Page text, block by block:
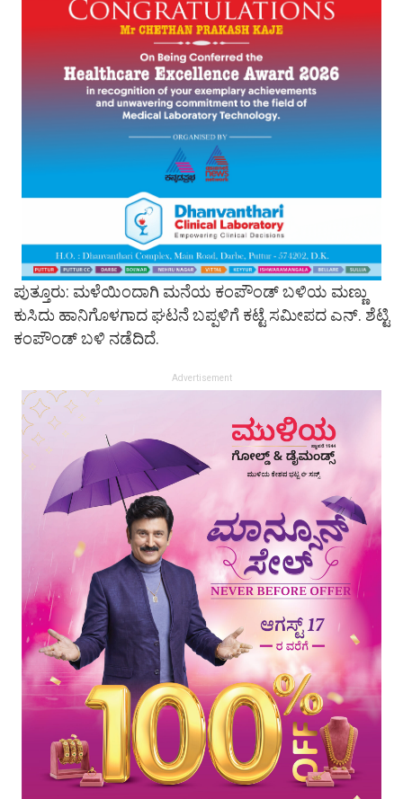
ಪುತ್ತೂರು: ಮಳೆಯಿಂದಾಗಿ ಮನೆಯ ಕಂಪೌಂಡ್ ಬಳಿಯ ಮಣ್ಣು
ಕುಸಿದು ಹಾನಿಗೊಳಗಾದ ಘಟನೆ ಬಪ್ಪಳಿಗೆ ಕಟ್ಟೆ ಸಮೀಪದ ಎನ್. ಶೆಟ್ಟಿ
ಕಂಪೌಂಡ್ ಬಳಿ ನಡೆದಿದೆ.
Advertisement